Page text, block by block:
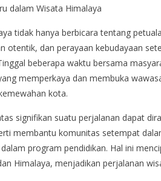
dalam Wisata Himalaya
tidak hanya berbicara tentang
otentik, dan perayaan kebudayaan
beberapa waktu bersama
memperkaya dan membuka
kota.
signifikan suatu perjalanan dapat
membantu komunitas setempat
program pendidikan. Hal ini
Himalaya, menjadikan perjalanan